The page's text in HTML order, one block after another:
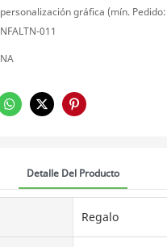
personalización gráfica (mín.
NFALTN-011
NA
Detalle Del Producto
Regalo